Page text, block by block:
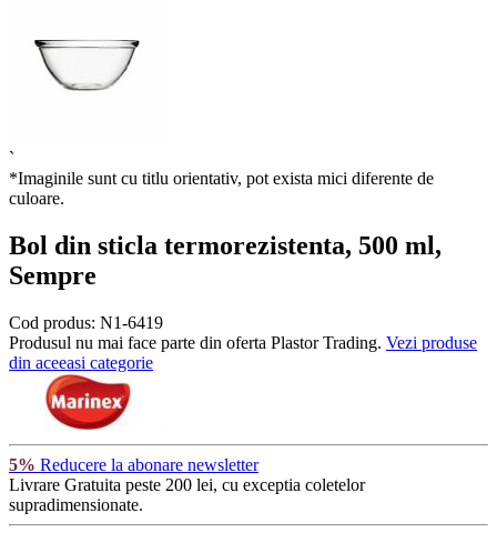
`
*Imaginile sunt cu titlu orientativ, pot exista mici diferente de
culoare.
Bol din sticla termorezistenta, 500 ml,
Sempre
Cod produs: N1-6419
Produsul nu mai face parte din oferta Plastor Trading. Vezi produse
din aceeasi categorie
5% Reducere la abonare newsletter
Livrare Gratuita peste 200 lei, cu exceptia coletelor
supradimensionate.